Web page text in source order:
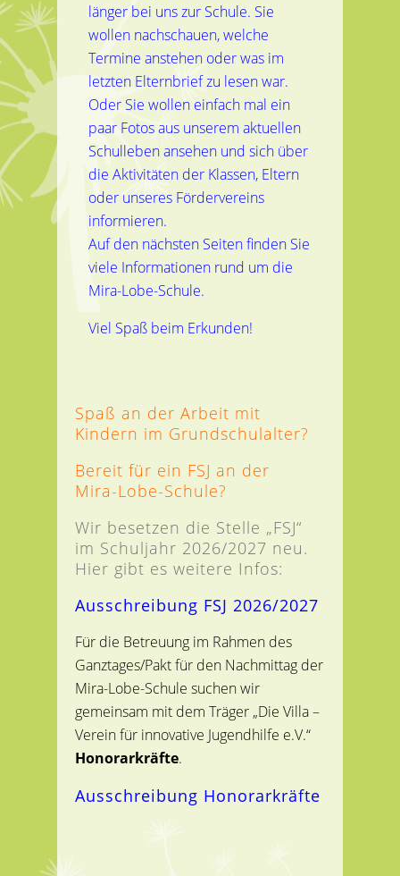
länger bei uns zur Schule. Sie
wollen nachschauen, welche
Termine anstehen oder was im
letzten Elternbrief zu lesen war.
Oder Sie wollen einfach mal ein
paar Fotos aus unserem aktuellen
Schulleben ansehen und sich über
die Aktivitäten der Klassen, Eltern
oder unseres Fördervereins
informieren.
Auf den nächsten Seiten finden Sie
viele Informationen rund um die
Mira-Lobe-Schule.
Viel Spaß beim Erkunden!
Spaß an der Arbeit mit
Kindern im Grundschulalter?
Bereit für ein FSJ an der
Mira-Lobe-Schule?
Wir besetzen die Stelle „FSJ“
im Schuljahr 2026/2027 neu.
Hier gibt es weitere Infos:
Ausschreibung FSJ 2026/2027
Für die Betreuung im Rahmen des
Ganztages/Pakt für den Nachmittag der
Mira-Lobe-Schule suchen wir
gemeinsam mit dem Träger „Die Villa –
Verein für innovative Jugendhilfe e.V.“
Honorarkräfte.
Ausschreibung Honorarkräfte